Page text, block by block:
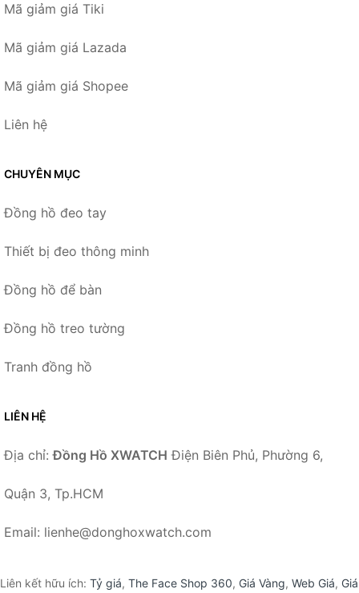
Mã giảm giá Tiki
Mã giảm giá Lazada
Mã giảm giá Shopee
Liên hệ
CHUYÊN MỤC
Đồng hồ đeo tay
Thiết bị đeo thông minh
Đồng hồ để bàn
Đồng hồ treo tường
Tranh đồng hồ
LIÊN HỆ
Địa chỉ:Đồng Hồ XWATCH Điện Biên Phủ, Phường 6,
Quận 3, Tp.HCM
Email: lienhe@donghoxwatch.com
Liên kết hữu ích: Tỷ giá, The Face Shop 360, Giá Vàng, Web Giá, Giá